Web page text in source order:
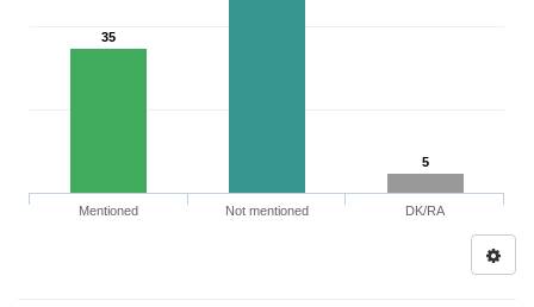
35
5
Mentioned Not mentioned DK/RA